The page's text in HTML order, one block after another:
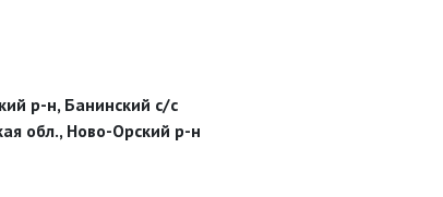
р-н, Банинский с/с
обл., Ново-Орский р-н